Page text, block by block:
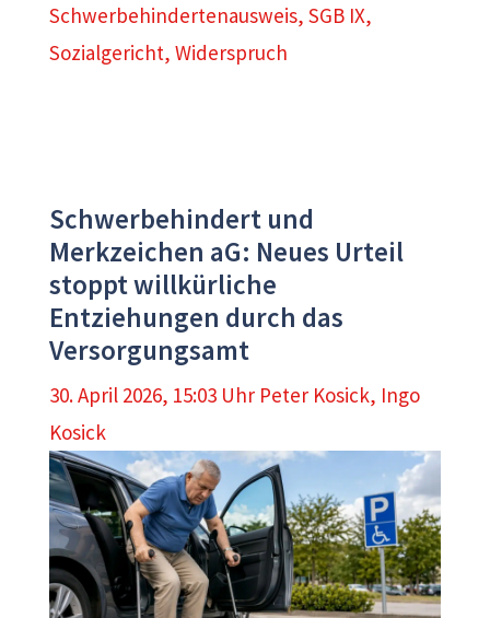
Schwerbehindertenausweis, SGB IX,
Sozialgericht, Widerspruch
Schwerbehindert und
Merkzeichen aG: Neues Urteil
stoppt willkürliche
Entziehungen durch das
Versorgungsamt
30. April 2026, 15:03 Uhr Peter Kosick, Ingo
Kosick